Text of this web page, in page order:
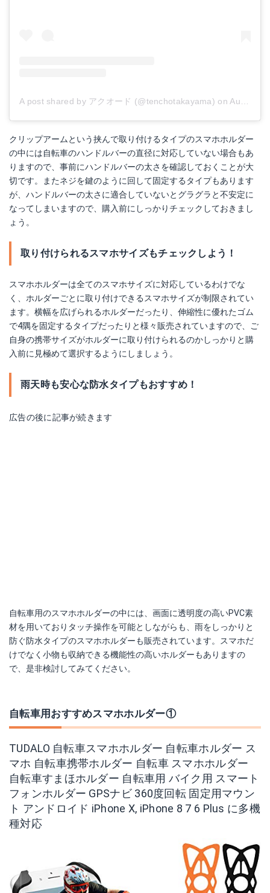
A post shared by アクオード (@tenchotakayama) on Aug 30, 2018 at 9:30pm PDT
クリップアームという挟んで取り付けるタイプのスマホホルダー
の中には自転車のハンドルバーの直径に対応していない場合もあ
りますので、事前にハンドルバーの太さを確認しておくことが大
切です。またネジを鍵のように回して固定するタイプもあります
が、ハンドルバーの太さに適合していないとグラグラと不安定に
なってしまいますので、購入前にしっかりチェックしておきまし
ょう。
取り付けられるスマホサイズもチェックしよう！
スマホホルダーは全てのスマホサイズに対応しているわけでな
く、ホルダーごとに取り付けできるスマホサイズが制限されてい
ます。横幅を広げられるホルダーだったり、伸縮性に優れたゴム
で4隅を固定するタイプだったりと様々販売されていますので、ご
自身の携帯サイズがホルダーに取り付けられるのかしっかりと購
入前に見極めて選択するようにしましょう。
雨天時も安心な防水タイプもおすすめ！
広告の後に記事が続きます
自転車用のスマホホルダーの中には、画面に透明度の高いPVC素
材を用いておりタッチ操作を可能としながらも、雨をしっかりと
防ぐ防水タイプのスマホホルダーも販売されています。スマホだ
けでなく小物も収納できる機能性の高いホルダーもありますの
で、是非検討してみてください。
自転車用おすすめスマホホルダー①
TUDALO 自転車スマホホルダー 自転車ホルダー ス
マホ 自転車携帯ホルダー 自転車 スマホホルダー
自転車すまほホルダー 自転車用 バイク用 スマート
フォンホルダー GPSナビ 360度回転 固定用マウン
ト アンドロイド iPhone X, iPhone 8 7 6 Plus に多機
種対応